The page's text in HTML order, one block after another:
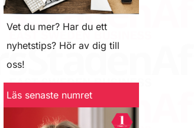
Vet du mer? Har du ett
nyhetstips? Hör av dig till
oss!
Läs senaste numret